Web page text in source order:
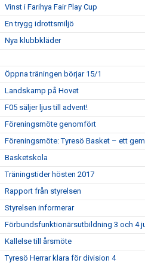
Vinst i Farihya Fair Play Cup
En trygg idrottsmiljö
Nya klubbkläder
Öppna träningen börjar 15/1
Landskamp på Hovet
F05 säljer ljus till advent!
Föreningsmöte genomfört
Föreningsmöte: Tyresö Basket – ett
Basketskola
Träningstider hösten 2017
Rapport från styrelsen
Styrelsen informerar
Förbundsfunktionärsutbildning 3 och 4
Kallelse till årsmöte
Tyresö Herrar klara för division 4